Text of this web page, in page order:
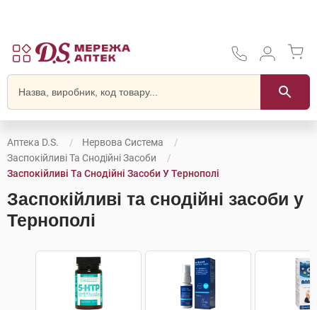
Аптека D.S.
Нервова Система
Заспокійливі Та Снодійні Засоби
Заспокійливі Та Снодійні Засоби У Тернополі
Заспокійливі та снодійні засоби у
Тернополі